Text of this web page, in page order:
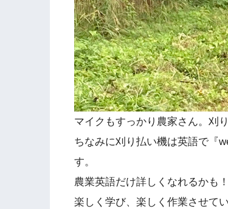
マイクもすっかり農家さん。刈
ちなみに刈り払い機は英語で『
す。
農業英語だけ詳しくなれるかも
楽しく学び、楽しく作業させて